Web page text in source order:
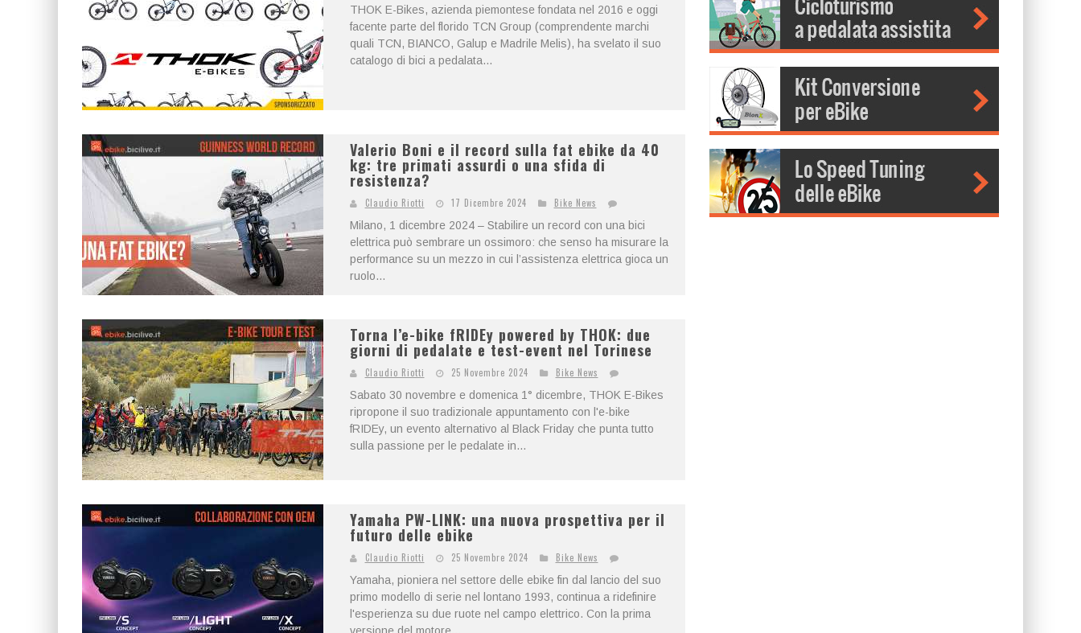
THOK E-Bikes, azienda piemontese fondata nel 2016 e oggi
facente parte del florido TCN Group (comprendente marchi
quali TCN, BIANCO, Galup e Madrile Melis), ha svelato il suo
catalogo di bici a pedalata...
Valerio Boni e il record sulla fat ebike da 40
kg: tre primati assurdi o una sfida di
resistenza?
Claudio Riotti 17 Dicembre 2024
Bike News
Milano, 1 dicembre 2024 – Stabilire un record con una bici
elettrica può sembrare un ossimoro: che senso ha misurare la
performance su un mezzo in cui l’assistenza elettrica gioca un
ruolo...
Torna l’e-bike fRIDEy powered by THOK: due
giorni di pedalate e test-event nel Torinese
Claudio Riotti 25 Novembre 2024
Bike News
Sabato 30 novembre e domenica 1° dicembre, THOK E-Bikes
ripropone il suo tradizionale appuntamento con l'e-bike
fRIDEy, un evento alternativo al Black Friday che punta tutto
sulla passione per le pedalate in...
Yamaha PW-LINK: una nuova prospettiva per il
futuro delle ebike
Claudio Riotti 25 Novembre 2024
Bike News
Yamaha, pioniera nel settore delle ebike fin dal lancio del suo
primo modello di serie nel lontano 1993, continua a ridefinire
l'esperienza su due ruote nel campo elettrico. Con la prima